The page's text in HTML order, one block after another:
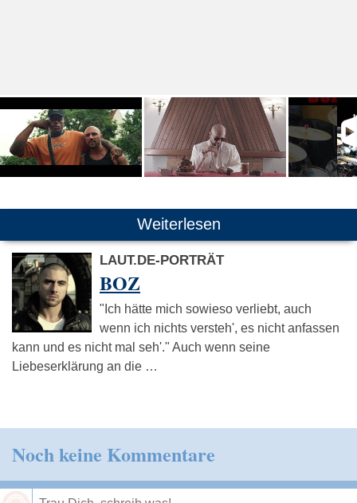
Weiterlesen
LAUT.DE-PORTRÄT
BOZ
"Ich hätte mich sowieso verliebt, auch
wenn ich nichts versteh', es nicht anfassen
kann und es nicht mal seh'." Auch wenn seine
Liebeserklärung an die …
Noch keine Kommentare